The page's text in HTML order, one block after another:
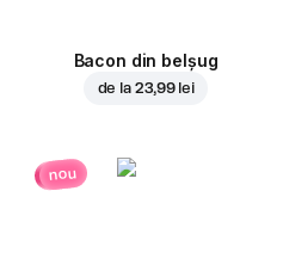
Bacon din belșug
de la 23,99 lei
nou